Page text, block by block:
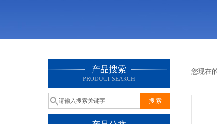
产品搜索
PRODUCT SEARCH
您现在